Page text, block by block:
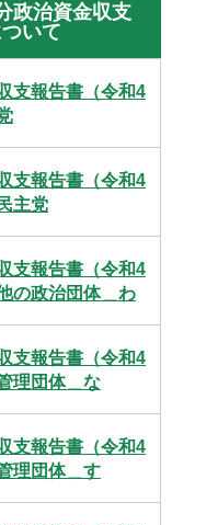
政治資金収支
いて
支報告書（令和4
支報告書（令和4
主党
支報告書（令和4
の政治団体＿わ
支報告書（令和4
理団体＿な
支報告書（令和4
理団体＿す